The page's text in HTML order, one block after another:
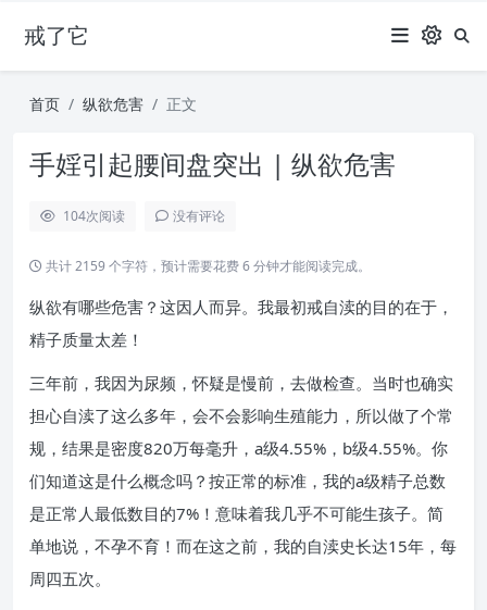
戒了它
首页 纵欲危害 正文
手婬引起腰间盘突出 | 纵欲危害
104次阅读 没有评论
共计 2159 个字符，预计需要花费 6 分钟才能阅读完成。
纵欲有哪些危害？这因人而异。我最初戒自渎的目的在于，
精子质量太差！
三年前，我因为尿频，怀疑是慢前，去做检查。当时也确实
担心自渎了这么多年，会不会影响生殖能力，所以做了个常
规，结果是密度820万每毫升，a级4.55%，b级4.55%。你
们知道这是什么概念吗？按正常的标准，我的a级精子总数
是正常人最低数目的7%！意味着我几乎不可能生孩子。简
单地说，不孕不育！而在这之前，我的自渎史长达15年，每
周四五次。